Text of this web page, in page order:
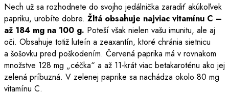
Nech už sa rozhodnete do svojho jedálnička zaradiť akúkoľvek
papriku, urobíte dobre. Žltá obsahuje najviac vitamínu C –
až 184 mg na 100 g. Poteší však nielen vašu imunitu, ale aj
oči. Obsahuje totiž luteín a zeaxantín, ktoré chránia sietnicu
a šošovku pred poškodením. Červená paprika má v rovnakom
množstve 128 mg „céčka“ a až 11-krát viac betakaroténu ako jej
zelená príbuzná. V zelenej paprike sa nachádza okolo 80 mg
vitamínu C.